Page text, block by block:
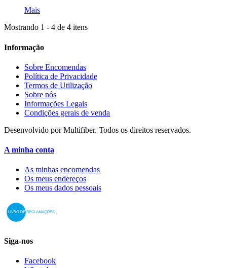
Mais
Mostrando 1 - 4 de 4 itens
Informação
Sobre Encomendas
Política de Privacidade
Termos de Utilização
Sobre nós
Informações Legais
Condições gerais de venda
Desenvolvido por Multifiber. Todos os direitos reservados.
A minha conta
As minhas encomendas
Os meus endereços
Os meus dados pessoais
Siga-nos
Facebook